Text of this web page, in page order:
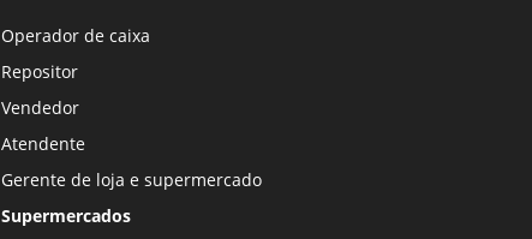
Operador de caixa
Repositor
Vendedor
Atendente
Gerente de loja e supermercado
Supermercados